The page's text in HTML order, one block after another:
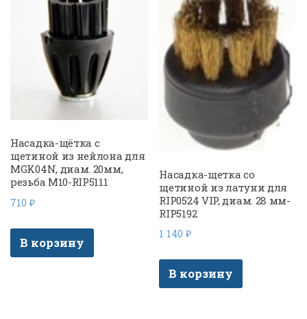
Насадка-щётка с
щетиной из нейлона для
MGK04N, диам. 20мм,
резьба М10-RIP5111
710 ₽
В корзину
Насадка-щетка со
щетиной из латуни для
RIP0524 VIP, диам. 28 мм-
RIP5192
1 140₽
В корзину